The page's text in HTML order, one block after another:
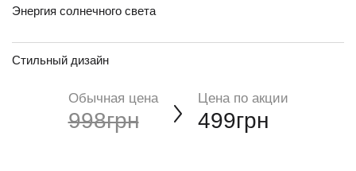
Энергия солнечного света
Стильный дизайн
Обычная цена
998грн
Цена по акции
499грн